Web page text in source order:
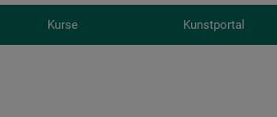
Kurse Kunstportal